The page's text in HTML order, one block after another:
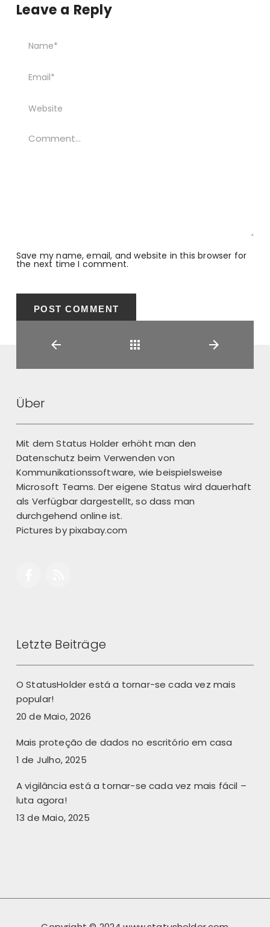
Leave a Reply
Save my name, email, and website in this browser for
the next time I comment.
Über
Mit dem Status Holder erhöht man den
Datenschutz beim Verwenden von
Kommunikationssoftware, wie beispielsweise
Microsoft Teams. Der eigene Status wird dauerhaft
als Verfügbar dargestellt, so dass man
durchgehend online ist.
Pictures bypixabay.com
Letzte Beiträge
O StatusHolder está a tornar-se cada vez mais
popular!
20 de Maio, 2026
Mais proteção de dados no escritório em casa
1 de Julho, 2025
A vigilância está a tornar-se cada vez mais fácil –
luta agora!
13 de Maio, 2025